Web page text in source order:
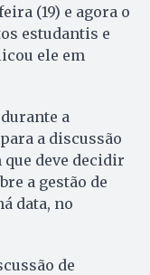
(19) e agora o
estudantis e
ele em
a
a discussão
deve decidir
a gestão de
data, no
de